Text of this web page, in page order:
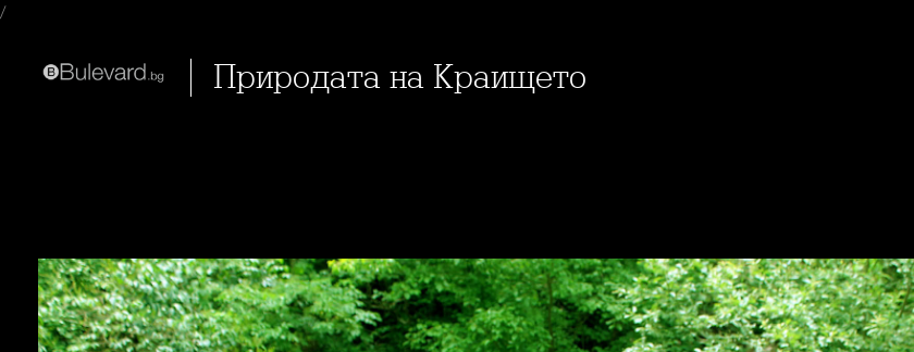
/
Природата на Краището